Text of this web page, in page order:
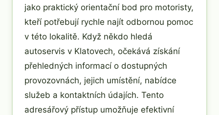
jako praktický orientační bod pro motoristy,
kteří potřebují rychle najít odbornou pomoc
v této lokalitě. Když někdo hledá
autoservis v Klatovech, očekává získání
přehledných informací o dostupných
provozovnách, jejich umístění, nabídce
služeb a kontaktních údajích. Tento
adresářový přístup umožňuje efektivní